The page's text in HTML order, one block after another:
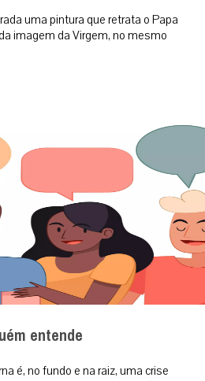
uma pintura que retrata o Papa
imagem da Virgem, no mesmo
entende
é, no fundo e na raiz, uma crise